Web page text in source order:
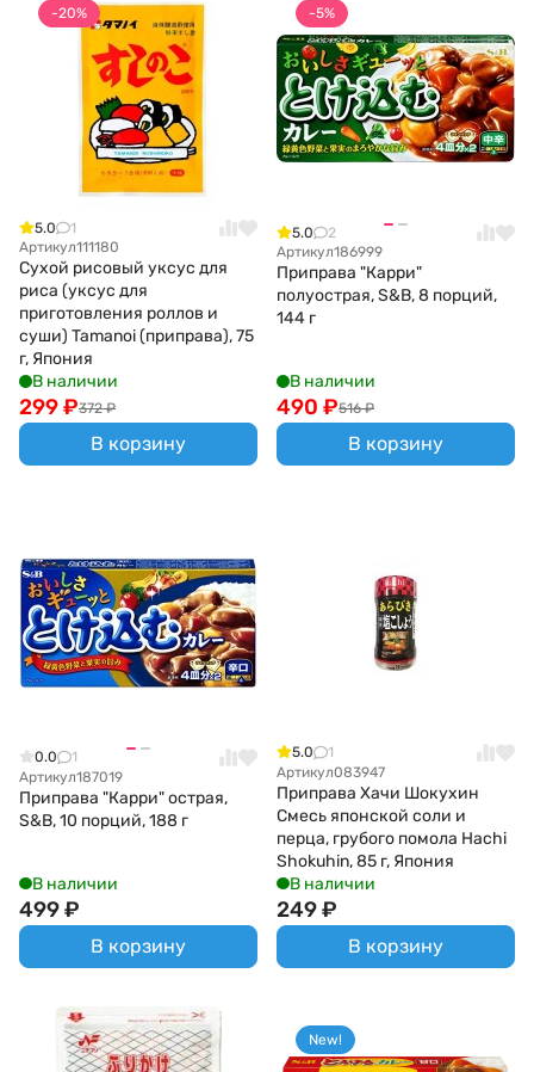
-20%
5.0
1
Артикул111180
Сухой рисовый уксус для
риса (уксус для
приготовления роллов и
суши) Tamanoi (приправа), 75
г, Япония
В наличии
372 ₽
299₽
В корзину
-5%
5.0
2
Артикул186999
Приправа "Карри"
полуострая, S&B, 8 порций,
144 г
В наличии
516 ₽
490 ₽
В корзину
0.0
1
Артикул187019
Приправа "Карри" острая,
S&B, 10 порций, 188 г
В наличии
499₽
В корзину
5.0
1
Артикул083947
Приправа Хачи Шокухин
Смесь японской соли и
перца, грубого помола Hachi
Shokuhin, 85 г, Япония
В наличии
249₽
В корзину
New!